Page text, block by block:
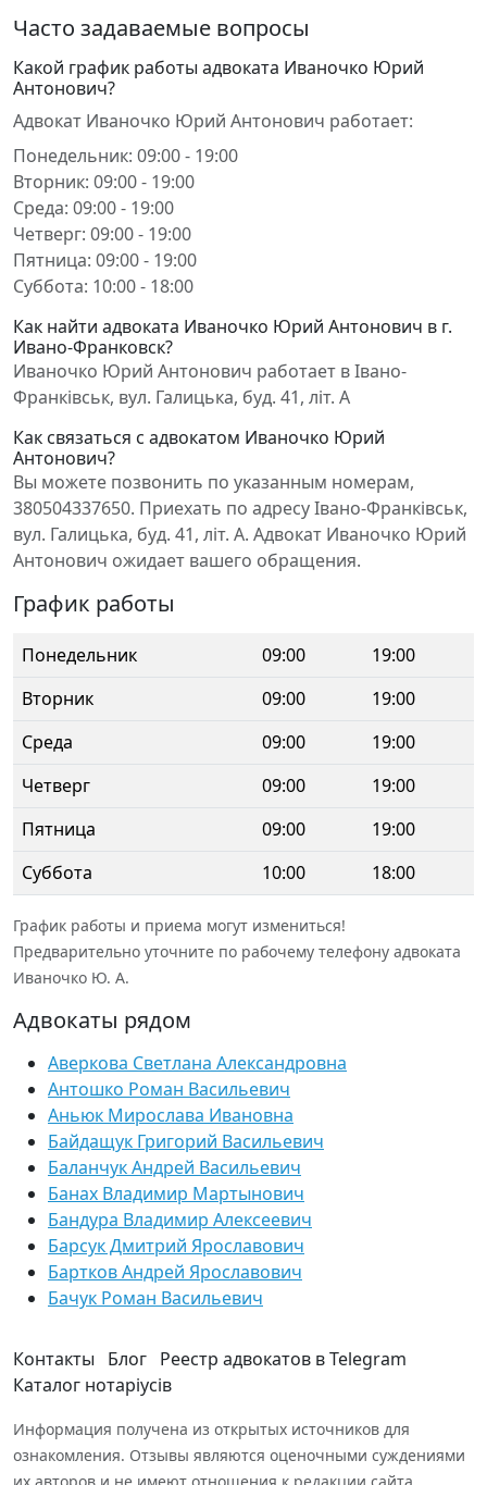
Часто задаваемые вопросы
Какой график работы адвоката Иваночко Юрий
Антонович?
Адвокат Иваночко Юрий Антонович работает:
Понедельник: 09:00 - 19:00
Вторник: 09:00 - 19:00
Среда: 09:00 - 19:00
Четверг: 09:00 - 19:00
Пятница: 09:00 - 19:00
Суббота: 10:00 - 18:00
Как найти адвоката Иваночко Юрий Антонович в г.
Ивано-Франковск?
Иваночко Юрий Антонович работает в Івано-
Франківськ, вул. Галицька, буд. 41, літ. А
Как связаться с адвокатом Иваночко Юрий
Антонович?
Вы можете позвонить по указанным номерам,
380504337650. Приехать по адресу Івано-Франківськ,
вул. Галицька, буд. 41, літ. А. Адвокат Иваночко Юрий
Антонович ожидает вашего обращения.
График работы
Понедельник 09:00
19:00
Вторник
09:00
19:00
Среда
09:00
19:00
Четверг
09:00
19:00
Пятница
09:00
19:00
Суббота
10:00 18:00
График работы и приема могут измениться!
Предварительно уточните по рабочему телефону адвоката
Иваночко Ю. А.
Адвокаты рядом
Аверкова Светлана Александровна
Антошко Роман Васильевич
Аньюк Мирослава Ивановна
Байдащук Григорий Васильевич
Баланчук Андрей Васильевич
Банах Владимир Мартынович
Бандура Владимир Алексеевич
Барсук Дмитрий Ярославович
Бартков Андрей Ярославович
Бачук Роман Васильевич
Контакты Блог Реестр адвокатов в Telegram
Каталог нотаріусів
Информация получена из открытых источников для
ознакомления. Отзывы являются оценочными суждениями